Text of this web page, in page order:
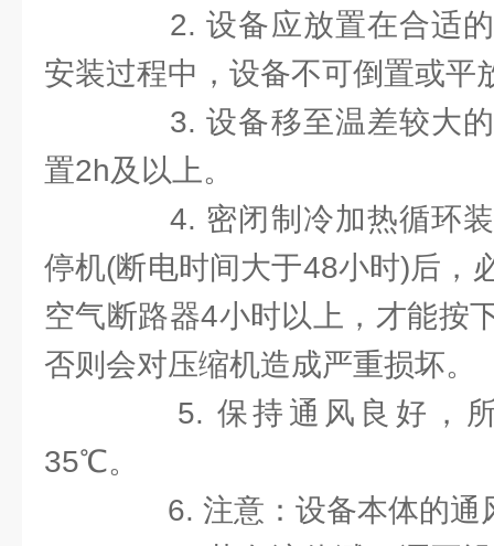
2. 设备应放置在合适的
安装过程中，设备不可倒置或平
3. 设备移至温差较大的
置2h及以上。
4. 密闭制冷加热循环装
停机(断电时间大于48小时)后，
空气断路器4小时以上，才能按
否则会对压缩机造成严重损坏。
5. 保持通风良好，所
35℃。
6. 注意：设备本体的通